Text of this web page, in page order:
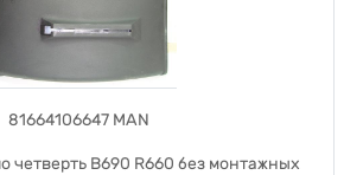
81664106647 MAN
четверть B690 R660 без монтажных